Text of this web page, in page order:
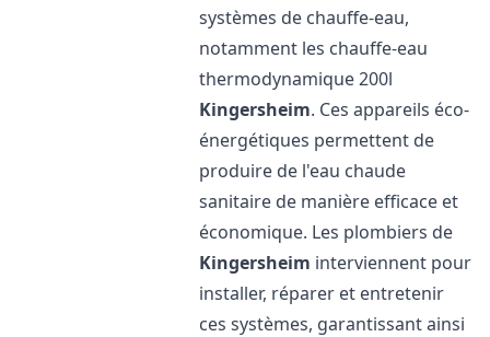
systèmes de chauffe-eau,
notamment les chauffe-eau
thermodynamique 200l
Kingersheim. Ces appareils éco-
énergétiques permettent de
produire de l'eau chaude
sanitaire de manière efficace et
économique. Les plombiers de
Kingersheim interviennent pour
installer, réparer et entretenir
ces systèmes, garantissant ainsi